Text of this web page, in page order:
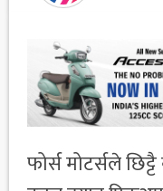
फोर्स मोटर्सले